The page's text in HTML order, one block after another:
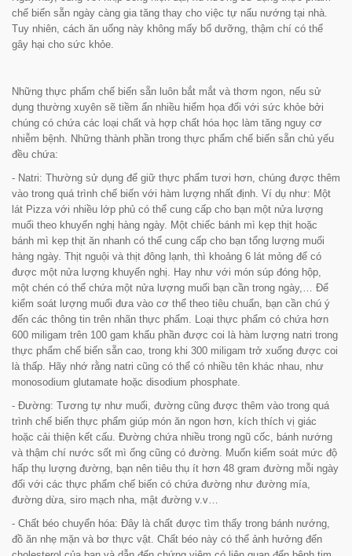
chế biến sẵn ngày càng gia tăng thay cho việc tự nấu nướng tại nhà.
Tuy nhiên, cách ăn uống này không mấy bổ dưỡng, thậm chí có thể
gây hại cho sức khỏe.
Những thực phẩm chế biến sẵn luôn bắt mắt và thơm ngon, nếu sử
dụng thường xuyên sẽ tiềm ẩn nhiều hiểm họa đối với sức khỏe bởi
chúng có chứa các loại chất và hợp chất hóa học làm tăng nguy cơ
nhiễm bệnh. Những thành phần trong thực phẩm chế biến sẵn chủ yếu
đều chứa:
- Natri: Thường sử dụng để giữ thực phẩm tươi hơn, chúng được thêm
vào trong quá trình chế biến với hàm lượng nhất định. Ví dụ như: Một
lát Pizza với nhiều lớp phủ có thể cung cấp cho bạn một nửa lượng
muối theo khuyến nghị hàng ngày. Một chiếc bánh mì kẹp thịt hoặc
bánh mì kẹp thịt ăn nhanh có thể cung cấp cho bạn tổng lượng muối
hàng ngày. Thịt nguội và thịt đông lạnh, thì khoảng 6 lát mỏng để có
được một nửa lượng khuyến nghị. Hay như với món súp đóng hộp,
một chén có thể chứa một nửa lượng muối bạn cần trong ngày,… Để
kiểm soát lượng muối đưa vào cơ thể theo tiêu chuẩn, bạn cần chú ý
đến các thông tin trên nhãn thực phẩm. Loại thực phẩm có chứa hơn
600 miligam trên 100 gam khẩu phần được coi là hàm lượng natri trong
thực phẩm chế biến sẵn cao, trong khi 300 miligam trở xuống được coi
là thấp. Hãy nhớ rằng natri cũng có thể có nhiều tên khác nhau, như
monosodium glutamate hoặc disodium phosphate.
- Đường: Tương tự như muối, đường cũng được thêm vào trong quá
trình chế biến thực phẩm giúp món ăn ngon hơn, kích thích vị giác
hoặc cải thiện kết cấu. Đường chứa nhiều trong ngũ cốc, bánh nướng
và thậm chí nước sốt mì ống cũng có đường. Muốn kiểm soát mức độ
hấp thụ lượng đường, bạn nên tiêu thụ ít hơn 48 gram đường mỗi ngày
đối với các thực phẩm chế biến có chứa đường như đường mía,
đường dừa, siro mạch nha, mật đường v.v…
- Chất béo chuyển hóa: Đây là chất được tìm thấy trong bánh nướng,
đồ ăn nhẹ mặn và bơ thực vật. Chất béo này có thể ảnh hưởng đến